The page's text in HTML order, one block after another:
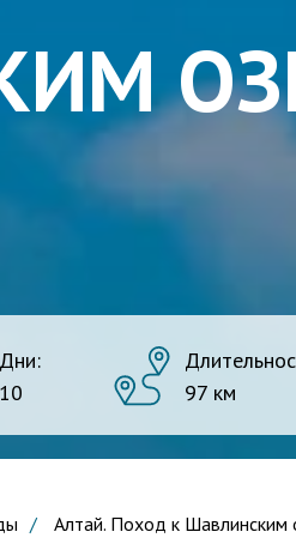
97 км
Дни:
10
/ Алтай. Поход к Шавлинским